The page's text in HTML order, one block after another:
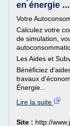
en énergie ...
Votre
Calculez votre
de simulation,
Les Aides et
Bénéficiez
travaux
Énergie...
Lire la suite
Site : http://